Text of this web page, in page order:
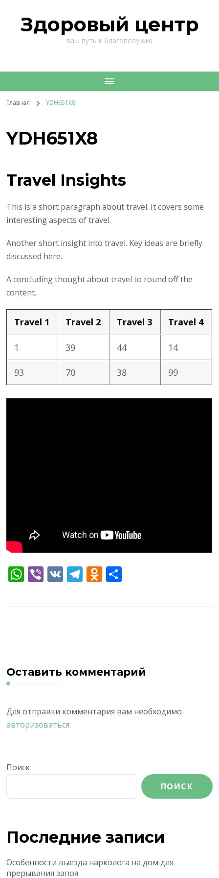
Здоровый центр
ваш путь к благополучию
Главная YDH651X8
YDH651X8
Travel Insights
This is a short paragraph about travel. It covers some
interesting aspects of travel.
Another short insight into travel. Key ideas are briefly
discussed here.
A concluding thought about travel to round off the
content.
Travel 1 Travel 2 Travel 3 Travel 4
1 39 44 14
93 70 38 99
WhatsApp
Viber
VKTelegram
Odnoklassniki
Оставить комментарий
Для отправки комментария вам необходимо
авторизоваться.
Поиск
ПОИСК
Последние записи
Особенности выезда нарколога на дом для
прерывания запоя